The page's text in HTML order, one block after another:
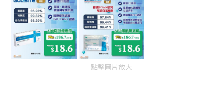
點擊圖片放大